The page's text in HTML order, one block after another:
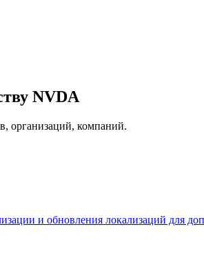
NVDA
организаций, компаний.
и обновления локализаций для